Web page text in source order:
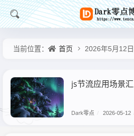
当前位置： 首页 2026年5月12日
js节流应用场景
Dark零点 / 2026-05-12